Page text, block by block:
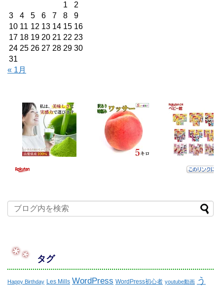
1
2
3
4 5 6 7 8
9
10 11 12 13 14 15 16
17 18 19 20 21 22 23
24 25 26 27 28 29 30
31
« 1月
タグ
Happy Birthday Les Mills WordPress WordPress初心者 youtube動画 う